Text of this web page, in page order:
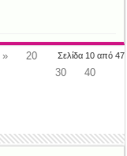
Σελίδα 10 από 47
»
20
30
40